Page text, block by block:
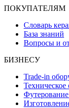
ПОКУПАТЕЛЯМ
Словарь
База знаний
Вопросы и
БИЗНЕСУ
Trade-in